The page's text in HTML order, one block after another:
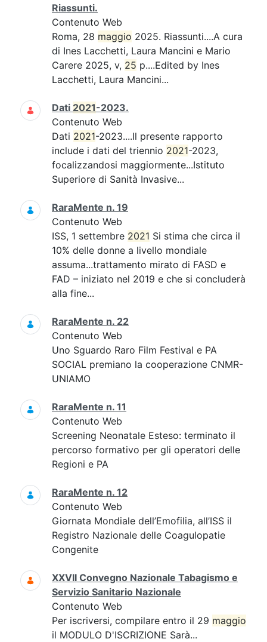
Riassunti.
Contenuto Web
Roma, 28 maggio 2025. Riassunti....A cura
di Ines Lacchetti, Laura Mancini e Mario
Carere 2025, v, 25 p....Edited by Ines
Lacchetti, Laura Mancini...
Dati 2021-2023.
Contenuto Web
Dati 2021-2023....Il presente rapporto
include i dati del triennio 2021-2023,
focalizzandosi maggiormente...Istituto
Superiore di Sanità Invasive...
RaraMente n. 19
Contenuto Web
ISS, 1 settembre 2021 Si stima che circa il
10% delle donne a livello mondiale
assuma...trattamento mirato di FASD e
FAD – iniziato nel 2019 e che si concluderà
alla fine...
RaraMente n. 22
Contenuto Web
Uno Sguardo Raro Film Festival e PA
SOCIAL premiano la cooperazione CNMR-
UNIAMO
RaraMente n. 11
Contenuto Web
Screening Neonatale Esteso: terminato il
percorso formativo per gli operatori delle
Regioni e PA
RaraMente n. 12
Contenuto Web
Giornata Mondiale dell’Emofilia, all’ISS il
Registro Nazionale delle Coagulopatie
Congenite
XXVII Convegno Nazionale Tabagismo e
Servizio Sanitario Nazionale
Contenuto Web
Per iscriversi, compilare entro il 29 maggio
il MODULO D'ISCRIZIONE Sarà...